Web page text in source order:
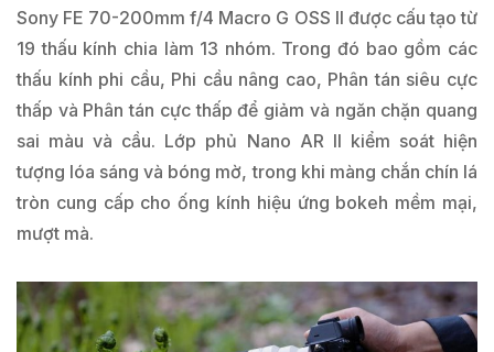
Sony FE 70-200mm f/4 Macro G OSS II được cấu tạo từ
19 thấu kính chia làm 13 nhóm. Trong đó bao gồm các
thấu kính phi cầu, Phi cầu nâng cao, Phân tán siêu cực
thấp và Phân tán cực thấp để giảm và ngăn chặn quang
sai màu và cầu. Lớp phủ Nano AR II kiểm soát hiện
tượng lóa sáng và bóng mờ, trong khi màng chắn chín lá
tròn cung cấp cho ống kính hiệu ứng bokeh mềm mại,
mượt mà.